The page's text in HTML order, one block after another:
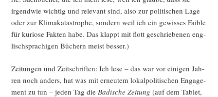
irgend­wie wich­tig und rele­vant sind, also zur poli­ti­schen Lage
oder zur Kli­ma­ka­ta­stro­phe, son­dern weil ich ein gewis­ses Fai­ble
für kurio­se Fak­ten habe. Das klappt mit flott geschrie­be­nen eng­
lisch­spra­chi­gen Büchern meist besser.)
Zei­tun­gen und Zeit­schrif­ten: Ich lese – das war vor eini­gen Jah­
ren noch anders, hat was mit erneu­tem lokal­po­li­ti­schen Enga­ge­
ment zu tun – jeden Tag die Badi­sche Zei­tung (auf dem Tablet,